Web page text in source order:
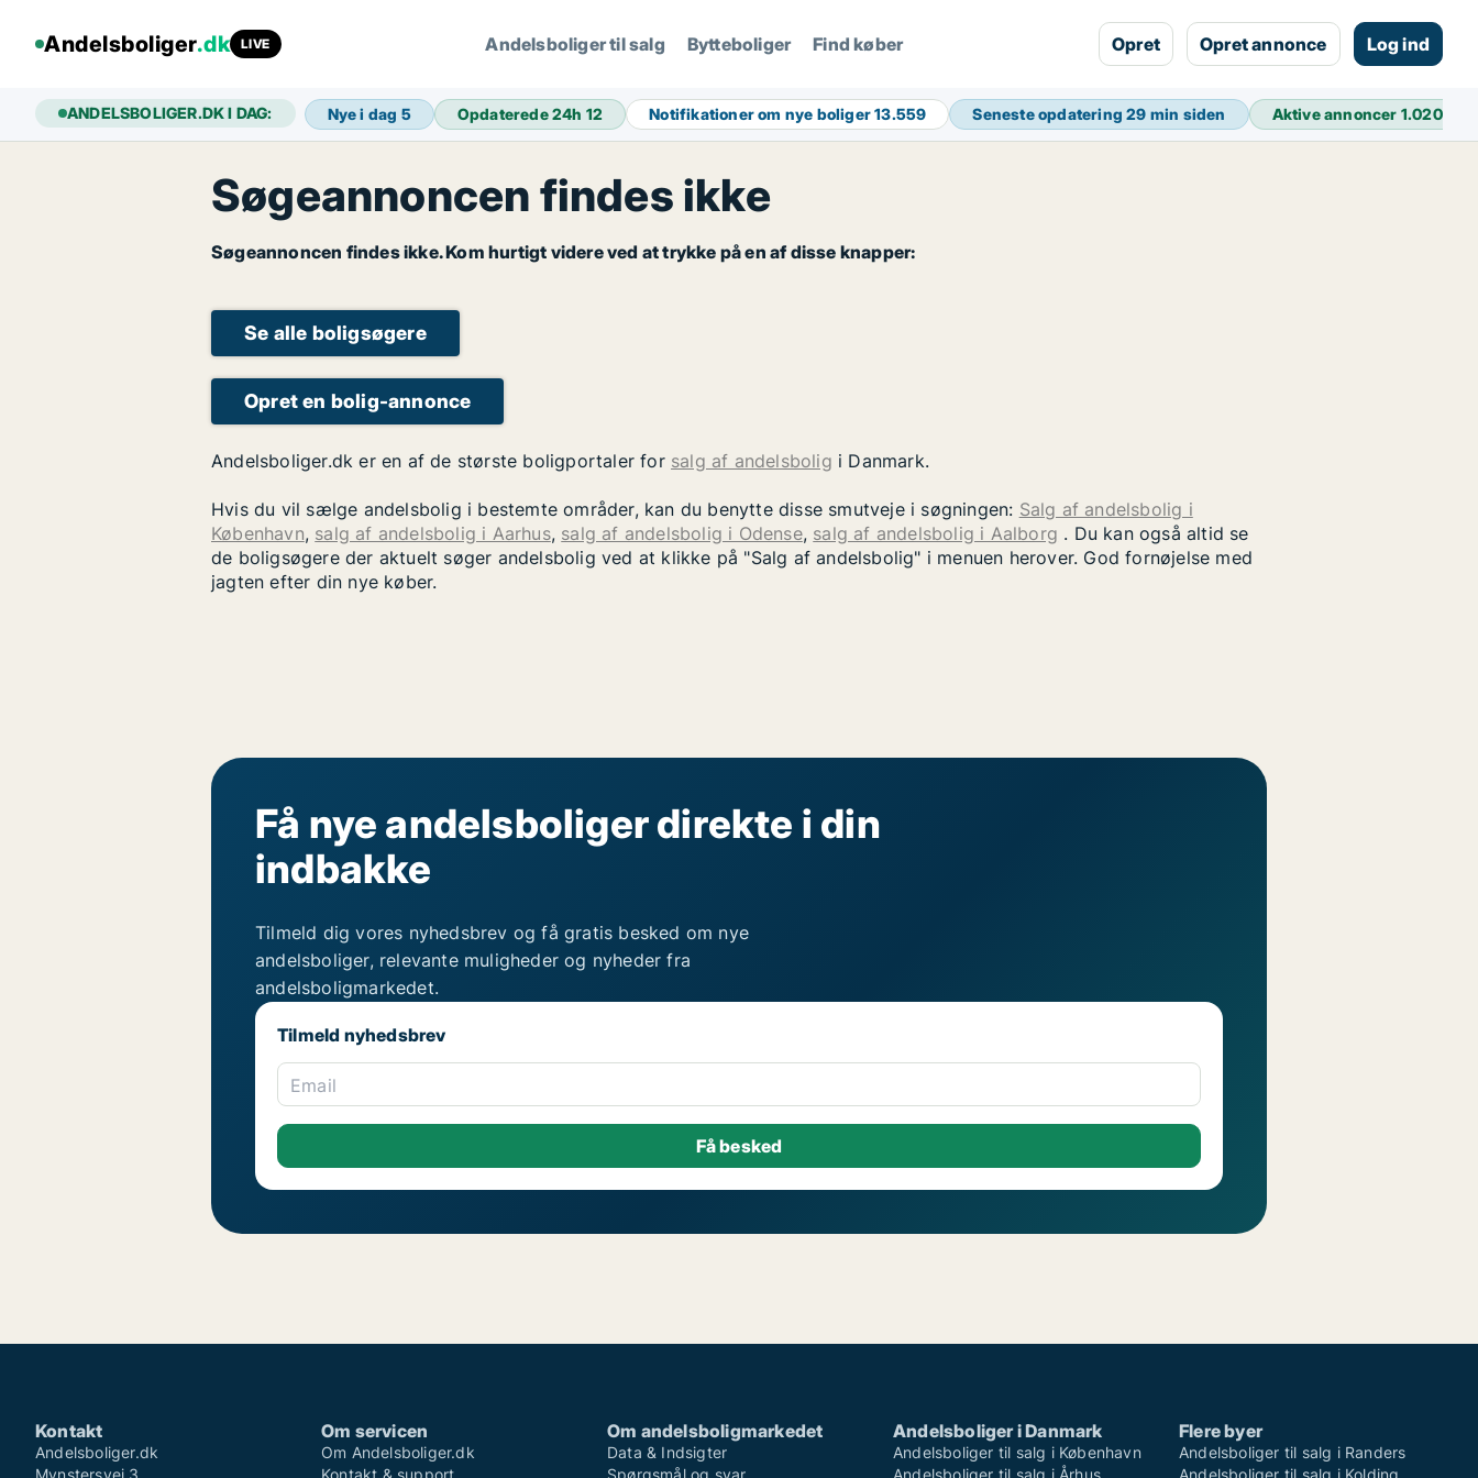
Andelsboliger.dk LIVE Andelsboliger til salg Bytteboliger Find køber Opret Opret annonce Log ind
ANDELSBOLIGER.DK I DAG: Nye i dag 5 Opdaterede 24h 12 Notifikationer om nye boliger13.559 Seneste opdatering29 min siden Aktive annoncer 1.020
Søgeannoncen findes ikke
Søgeannoncen findes ikke. Kom hurtigt videre ved at trykke på en af disse knapper:
Se alle boligsøgere
Opret en bolig-annonce
Andelsboliger.dk er en af de største boligportaler for salg af andelsbolig i Danmark.
Hvis du vil sælge andelsbolig i bestemte områder, kan du benytte disse smutveje i søgningen: Salg af andelsbolig i
København, salg af andelsbolig i Aarhus, salg af andelsbolig i Odense, salg af andelsbolig i Aalborg . Du kan også altid se
de boligsøgere der aktuelt søger andelsbolig ved at klikke på "Salg af andelsbolig" i menuen herover. God fornøjelse med
jagten efter din nye køber.
Få nye andelsboliger direkte i din
indbakke
Tilmeld dig vores nyhedsbrev og få gratis besked om nye
andelsboliger, relevante muligheder og nyheder fra
andelsboligmarkedet.
Tilmeld nyhedsbrev
Email
Kontakt
Andelsboliger.dk
Mynstersvej 3
Om servicen
Om Andelsboliger.dk
Kontakt & support
Om andelsboligmarkedet
Data & Indsigter
Spørgsmål og svar
Andelsboliger i Danmark
Andelsboliger til salg i København
Andelsboliger til salg i Århus
Flere byer
Andelsboliger til salg i Randers
Andelsboliger til salg i Kolding